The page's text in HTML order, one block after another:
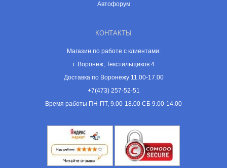
Автофорум
КОНТАКТЫ
Магазин по работе с клиентами:
г. Воронеж, Текстильщиков 4
Доставка по Воронежу 11.00-17.00
+7(473) 257-52-51
Время работы ПН-ПТ, 9.00-18.00 СБ 9.00-14.00